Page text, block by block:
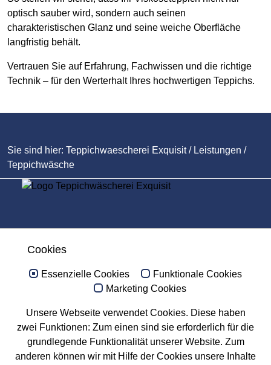
optisch sauber wird, sondern auch seinen
charakteristischen Glanz und seine weiche Oberfläche
langfristig behält.
Vertrauen Sie auf Erfahrung, Fachwissen und die richtige
Technik – für den Werterhalt Ihres hochwertigen Teppichs.
Sie sind hier: Teppichwaescherei Exquisit / Leistungen /
Teppichwäsche
Folgen Sie uns
Cookies
Essenzielle Cookies
Funktionale Cookies
Marketing Cookies
Unsere Webseite verwendet Cookies. Diese haben
zwei Funktionen: Zum einen sind sie erforderlich für die
grundlegende Funktionalität unserer Website. Zum
anderen können wir mit Hilfe der Cookies unsere Inhalte